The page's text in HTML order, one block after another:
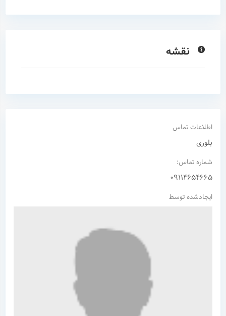
نقشه
اطلاعات تماس
بلوری
شماره تماس:
09114654665
ایجادشده توسط